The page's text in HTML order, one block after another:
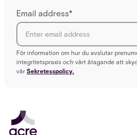
Email address*
För information om hur du avslutar
integritetspraxis och vårt åtagande att
vår Sekretesspolicy.